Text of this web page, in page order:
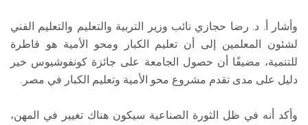
وأشار أ. د. رضا حجازي نائب وزير التربية والتعليم والتعليم الفني
لشئون المعلمين إلى أن تعليم الكبار ومحو الأمية هو قاطرة
للتنمية، مضيفًا أن حصول الجامعة على جائزة كونفوشيوس خير
دليل على مدى تقدم مشروع محو الأمية وتعليم الكبار في مصر.
وأكد أنه في ظل الثورة الصناعية سيكون هناك تغيير في المهن،